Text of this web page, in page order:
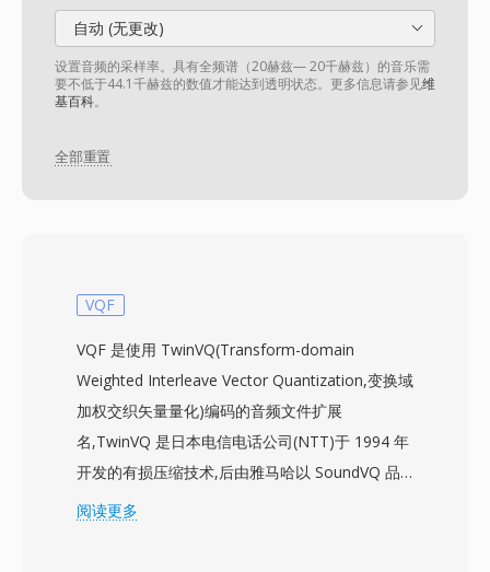
自动 (无更改)
设置音频的采样率。具有全频谱（20赫兹— 20千赫兹）的音乐需
要不低于44.1千赫兹的数值才能达到透明状态。更多信息请参见维
基百科。
全部重置
VQF
VQF 是使用 TwinVQ(Transform-domain
Weighted Interleave Vector Quantization,变换域
加权交织矢量量化)编码的音频文件扩展
名,TwinVQ 是日本电信电话公司(NTT)于 1994 年
开发的有损压缩技术,后由雅马哈以 SoundVQ 品
牌进行商业化。该编解码器声称在同等感知质量下
阅读更多